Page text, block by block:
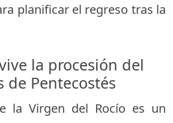
planificar el regreso tras la
la procesión del
de Pentecostés
la Virgen del Rocío es un